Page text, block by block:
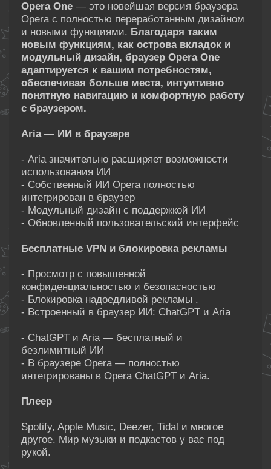
Opera One — это новейшая версия браузера
Opera с полностью переработанным дизайном
и новыми функциями. Благодаря таким
новым функциям, как острова вкладок и
модульный дизайн, браузер Opera One
адаптируется к вашим потребностям,
обеспечивая больше места, интуитивно
понятную навигацию и комфортную работу
с браузером.
Aria — ИИ в браузере
- Aria значительно расширяет возможности
использования ИИ
- Собственный ИИ Opera полностью
интегрирован в браузер
- Модульный дизайн с поддержкой ИИ
- Обновленный пользовательский интерфейс
Бесплатные VPN и блокировка рекламы
- Просмотр с повышенной
конфиденциальностью и безопасностью
- Блокировка надоедливой рекламы .
- Встроенный в браузер ИИ: ChatGPT и Aria
- ChatGPT и Aria — бесплатный и
безлимитный ИИ
- В браузере Opera — полностью
интегрированы в Opera ChatGPT и Aria.
Плеер
Spotify, Apple Music, Deezer, Tidal и многое
другое. Мир музыки и подкастов у вас под
рукой.